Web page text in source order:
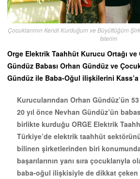
Çocuklarımın Kendi Kurduğum ve Büyüttüğüm
İsterim
Orge Elektrik Taahhüt Kurucu Ortağı ve
Gündüz Babası Orhan Gündüz ve
Gündüz ile Baba-Oğul ilişkilerini Kass’a
Kurucularından Orhan Gündüz’ün
20 yıl önce Nevhan Gündüz’ün
birlikte kurduğu ORGE Elektrik
Türkiye’de elektrik taahhüt
bilinen şirketlerinden biri
başarılarının yanı sıra çocuklarıyla
baba-oğul ilişkisiyle de dikkat çeken